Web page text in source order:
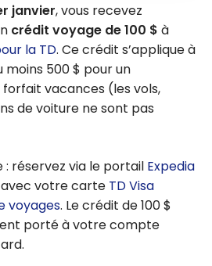
janvier, vous recevez
crédit voyage de100 $ à
la TD. Ce crédit s’applique à
moins 500 $ pour un
vacances (les vols,
de voiture ne sont pas
: réservez via le portail Expedia
votre carte TD Visa
voyages. Le crédit de100 $
porté à votre compte